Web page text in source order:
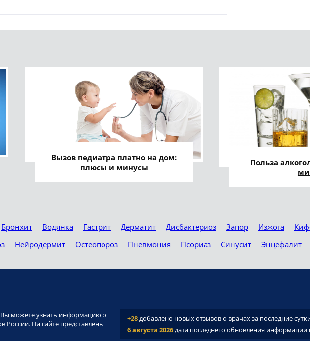
Вызов педиатра платно на дом:
плюсы и минусы
Польза
Бронхит Водянка Гастрит Дерматит Дисбактериоз Запор Изжога
Нейродермит Остеопороз Пневмония Псориаз Синусит Энцефалит
Вы можете узнать информацию о
России. На сайте представлены
+28добавлено новых отзывов о врачах за последние
6 августа 2026дата последнего обновления информации